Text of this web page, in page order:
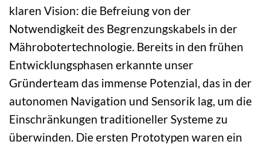
klaren Vision: die Befreiung von der
Notwendigkeit des Begrenzungskabels in der
Mährobotertechnologie. Bereits in den frühen
Entwicklungsphasen erkannte unser
Gründerteam das immense Potenzial, das in der
autonomen Navigation und Sensorik lag, um die
Einschränkungen traditioneller Systeme zu
überwinden. Die ersten Prototypen waren ein